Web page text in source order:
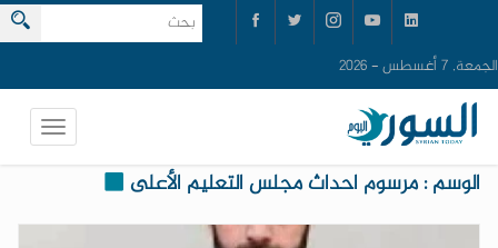
الجمعة, 7 أغسطس - 2026
الوسم : مرسوم احداث مجلس التعليم الأعلى